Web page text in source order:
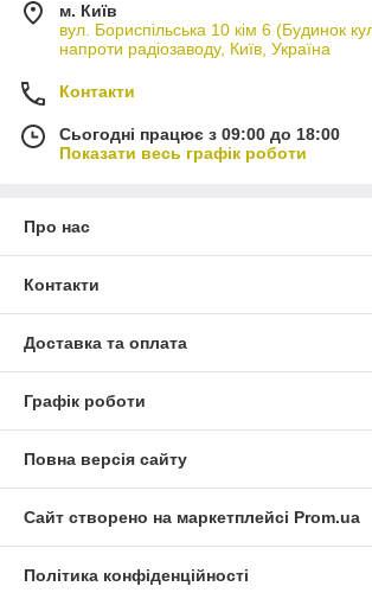
м. Київ
вул. Бориспільська 10 кім 6 (Будинок
напроти радіозаводу, Київ, Україна
Контакти
Сьогодні працює з 09:00 до 18:00
Показати весь графік роботи
Про нас
Контакти
Доставка та оплата
Графік роботи
Повна версія сайту
Сайт створено на маркетплейсі Prom.ua
Політика конфіденційності